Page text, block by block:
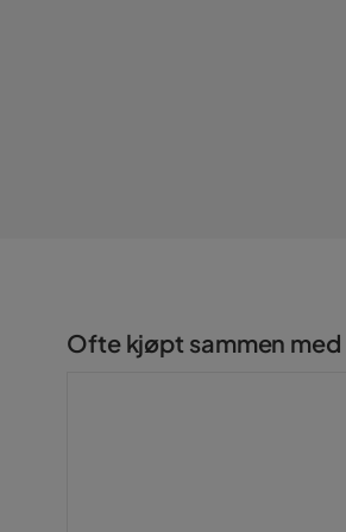
Max Wattall
Ofte kjøpt sammen med